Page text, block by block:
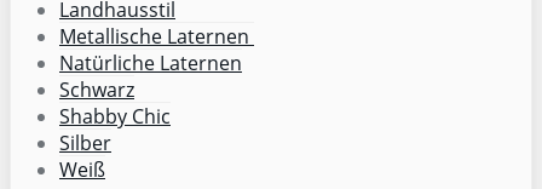
Landhausstil
Metallische Laternen
Natürliche Laternen
Schwarz
Shabby Chic
Silber
Weiß